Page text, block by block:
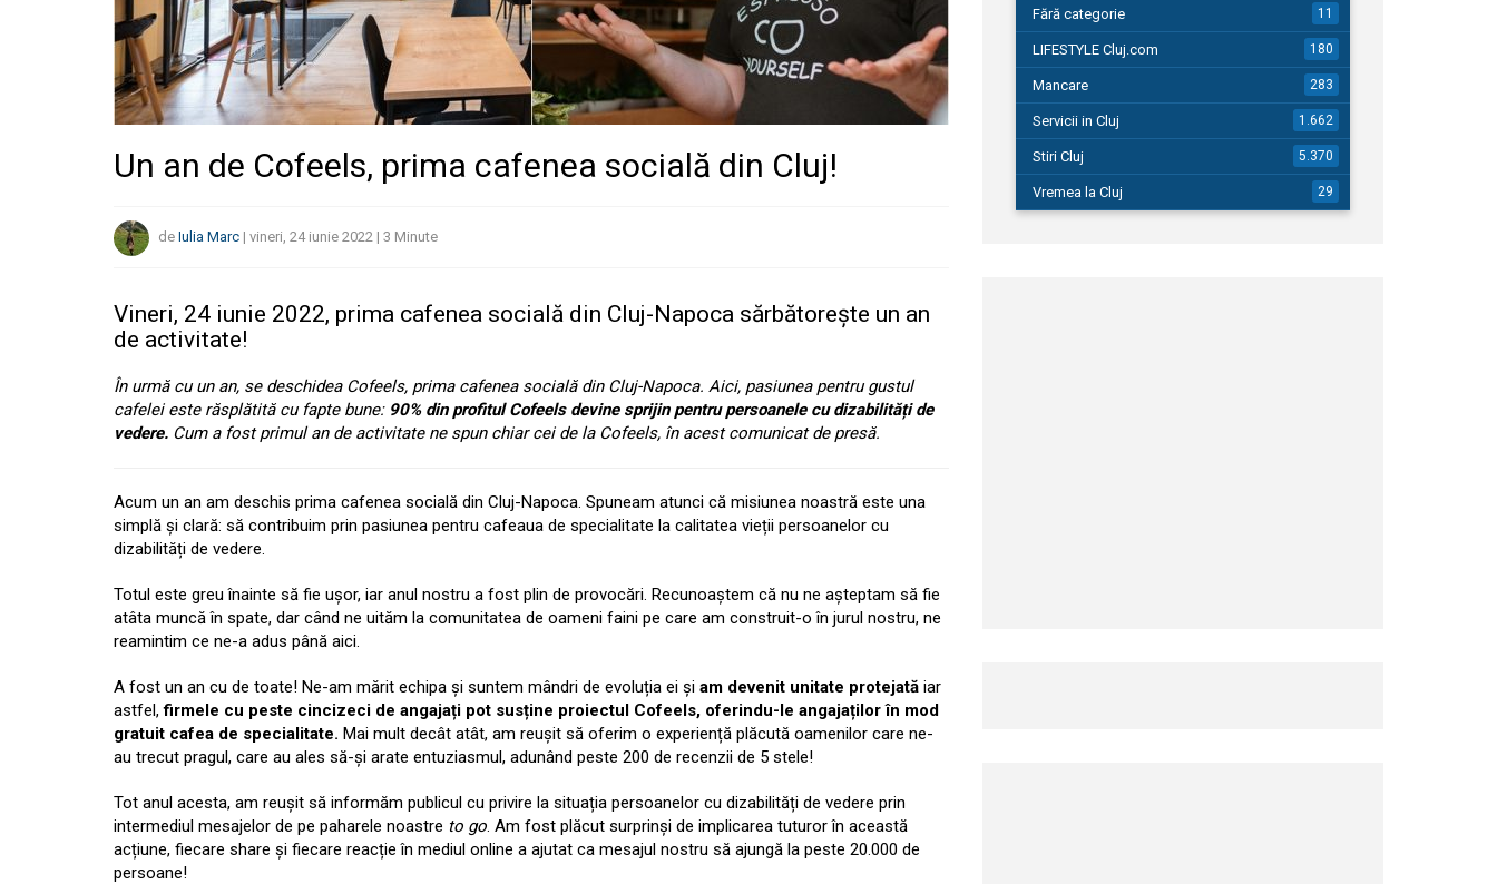
Un an de Cofeels, prima cafenea socială din Cluj!
de Iulia Marc | vineri, 24 iunie 2022 | 3 Minute
Vineri, 24 iunie 2022, prima cafenea socială din Cluj-Napoca sărbătorește un an
de activitate!
În urmă cu un an, se deschidea Cofeels, prima cafenea socială din Cluj-Napoca. Aici, pasiunea pentru gustul
cafelei este răsplătită cu fapte bune: 90% din profitul Cofeels devine sprijin pentru persoanele cu dizabilități de
vedere. Cum a fost primul an de activitate ne spun chiar cei de la Cofeels, în acest comunicat de presă.
Acum un an am deschis prima cafenea socială din Cluj-Napoca. Spuneam atunci că misiunea noastră este una
simplă și clară: să contribuim prin pasiunea pentru cafeaua de specialitate la calitatea vieții persoanelor cu
dizabilități de vedere.
Totul este greu înainte să fie ușor, iar anul nostru a fost plin de provocări. Recunoaștem că nu ne așteptam să fie
atâta muncă în spate, dar când ne uităm la comunitatea de oameni faini pe care am construit-o în jurul nostru, ne
reamintim ce ne-a adus până aici.
A fost un an cu de toate! Ne-am mărit echipa și suntem mândri de evoluția ei și am devenit unitate protejată iar
astfel,firmele cu peste cincizeci de angajați pot susține proiectul Cofeels, oferindu-le angajaților în mod
gratuit cafea de specialitate. Mai mult decât atât, am reușit să oferim o experiență plăcută oamenilor care ne-
au trecut pragul, care au ales să-și arate entuziasmul, adunând peste 200 de recenzii de 5 stele!
Tot anul acesta, am reușit să informăm publicul cu privire la situația persoanelor cu dizabilități de vedere prin
intermediul mesajelor de pe paharele noastre to go. Am fost plăcut surprinși de implicarea tuturor în această
acțiune, fiecare share și fiecare reacție în mediul online a ajutat ca mesajul nostru să ajungă la peste 20.000 de
persoane!
Fără categorie 11
LIFESTYLE Cluj.com 180
Mancare 283
Servicii in Cluj 1.662
Stiri Cluj 5.370
Vremea la Cluj 29